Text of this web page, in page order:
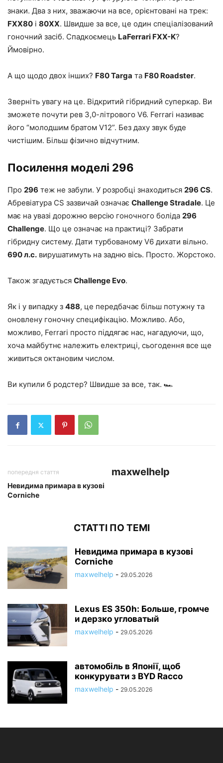
знаки. Два з них, зважаючи на все, орієнтовані на трек:
FXX80 і 80XX. Швидше за все, це один спеціалізований
гоночний засіб. Спадкоємець LaFerrari FXX-K?
Ймовірно.
А що щодо двох інших? F80 Targa та F80 Roadster.
Зверніть увагу на це. Відкритий гібридний суперкар. Ви
зможете почути рев 3,0-літрового V6. Ferrari називає
його “молодшим братом V12”. Без даху звук буде
чистішим. Більш фізично відчутним.
Посилення моделі 296
Про 296 теж не забули. У розробці знаходиться 296 CS.
Абревіатура CS зазвичай означає Challenge Stradale. Це
має на увазі дорожню версію гоночного боліда 296
Challenge. Що це означає на практиці? Забрати
гібридну систему. Дати турбованому V6 дихати вільно.
690 л.с. вирушатимуть на задню вісь. Просто. Жорстоко.
Також згадується Challenge Evo.
Як і у випадку з 488, це передбачає більш потужну та
оновлену гоночну специфікацію. Можливо. Або,
можливо, Ferrari просто піддягає нас, нагадуючи, що,
хоча майбутнє належить електриці, сьогодення все ще
живиться октановим числом.
Ви купили б родстер? Швидше за все, так. 🏎️
попередня стаття
Невидима примара в кузові
Corniche
maxwelhelp
СТАТТІ ПО ТЕМІ
Невидима примара в кузові
Corniche
maxwelhelp - 29.05.2026
Lexus ES 350h: Больше, громче
и дерзко угловатый
maxwelhelp - 29.05.2026
автомобіль в Японії, щоб
конкурувати з BYD Racco
maxwelhelp - 29.05.2026